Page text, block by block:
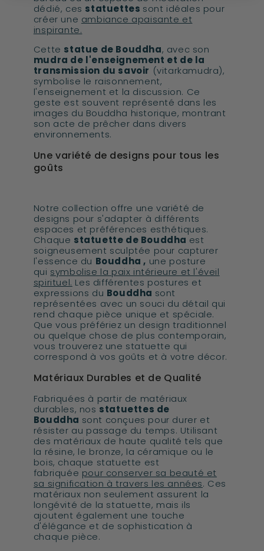
dédié, ces statuettes sont idéales pour
créer une ambiance apaisante et
inspirante.
Cette statue de Bouddha, avec son
mudra de l'enseignement et de la
transmission du savoir (vitarkamudra),
symbolise le raisonnement,
l'enseignement et la discussion. Ce
geste est souvent représenté dans les
images du Bouddha historique, montrant
son acte de prêcher dans divers
environnements.
Une variété de designs pour tous les
goûts
Notre collection offre une variété de
designs pour s'adapter à différents
espaces et préférences esthétiques.
Chaque statuette de Bouddha est
soigneusement sculptée pour capturer
l'essence du Bouddha , une posture
qui symbolise la paix intérieure et l'éveil
spirituel. Les différentes postures et
expressions du Bouddha sont
représentées avec un souci du détail qui
rend chaque pièce unique et spéciale.
Que vous préfériez un design traditionnel
ou quelque chose de plus contemporain,
vous trouverez une statuette qui
correspond à vos goûts et à votre décor.
Matériaux Durables et de Qualité
Fabriquées à partir de matériaux
durables, nos statuettes de
Bouddha sont conçues pour durer et
résister au passage du temps. Utilisant
des matériaux de haute qualité tels que
la résine, le bronze, la céramique ou le
bois, chaque statuette est
fabriquée pour conserver sa beauté et
sa signification à travers les années. Ces
matériaux non seulement assurent la
longévité de la statuette, mais ils
ajoutent également une touche
d'élégance et de sophistication à
chaque pièce.